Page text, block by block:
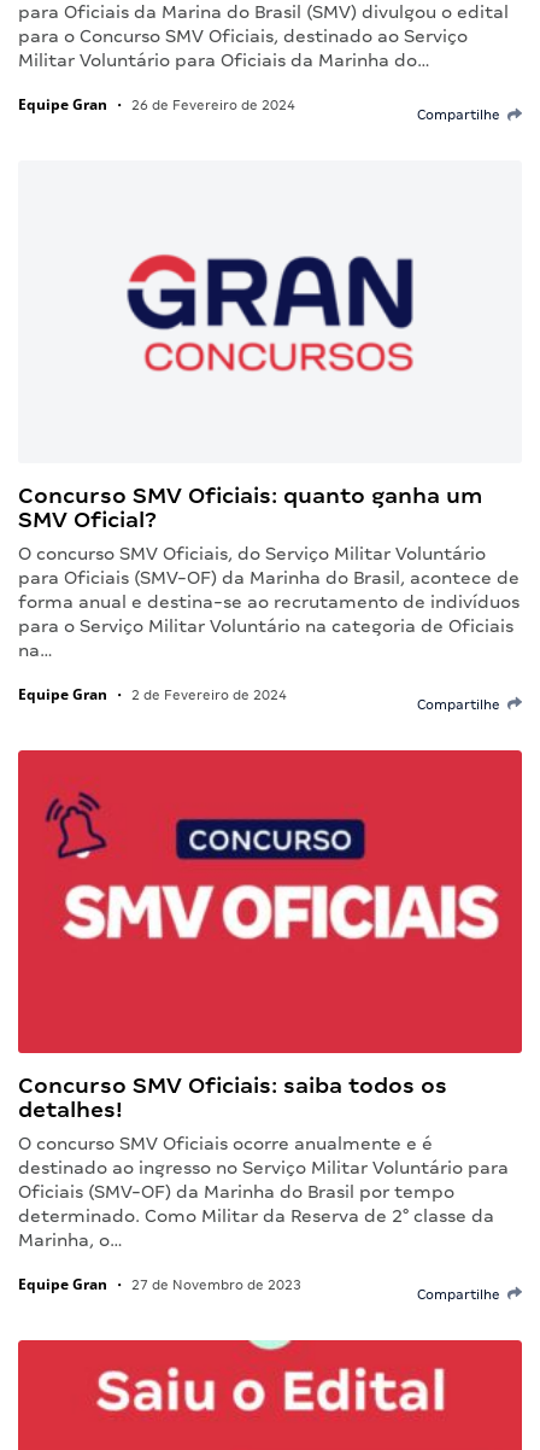
para Oficiais da Marina do Brasil (SMV) divulgou o edital
para o Concurso SMV Oficiais, destinado ao Serviço
Militar Voluntário para Oficiais da Marinha do…
Equipe Gran • 26 de Fevereiro de 2024
Compartilhe
Concurso SMV Oficiais: quanto ganha um
SMV Oficial?
O concurso SMV Oficiais, do Serviço Militar Voluntário
para Oficiais (SMV-OF) da Marinha do Brasil, acontece de
forma anual e destina-se ao recrutamento de indivíduos
para o Serviço Militar Voluntário na categoria de Oficiais
na…
Equipe Gran • 2 de Fevereiro de 2024
Compartilhe
Concurso SMV Oficiais: saiba todos os
detalhes!
O concurso SMV Oficiais ocorre anualmente e é
destinado ao ingresso no Serviço Militar Voluntário para
Oficiais (SMV-OF) da Marinha do Brasil por tempo
determinado. Como Militar da Reserva de 2° classe da
Marinha, o…
Equipe Gran • 27 de Novembro de 2023
Compartilhe